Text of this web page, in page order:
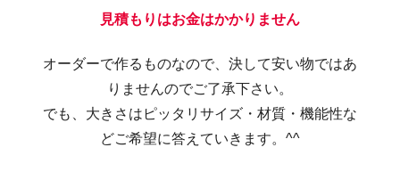
見積もりはお金はかかりません
オーダーで作るものなので、決して安い物ではあ
りませんのでご了承下さい。
でも、大きさはピッタリサイズ・材質・機能性な
どご希望に答えていきます。^^